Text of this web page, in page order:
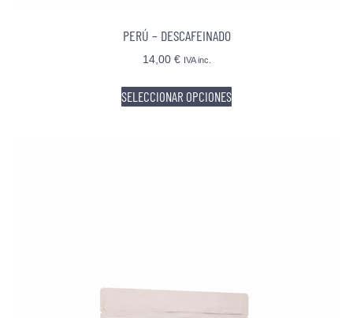
PERÚ – DESCAFEINADO
14,00 € IVA inc.
SELECCIONAR OPCIONES